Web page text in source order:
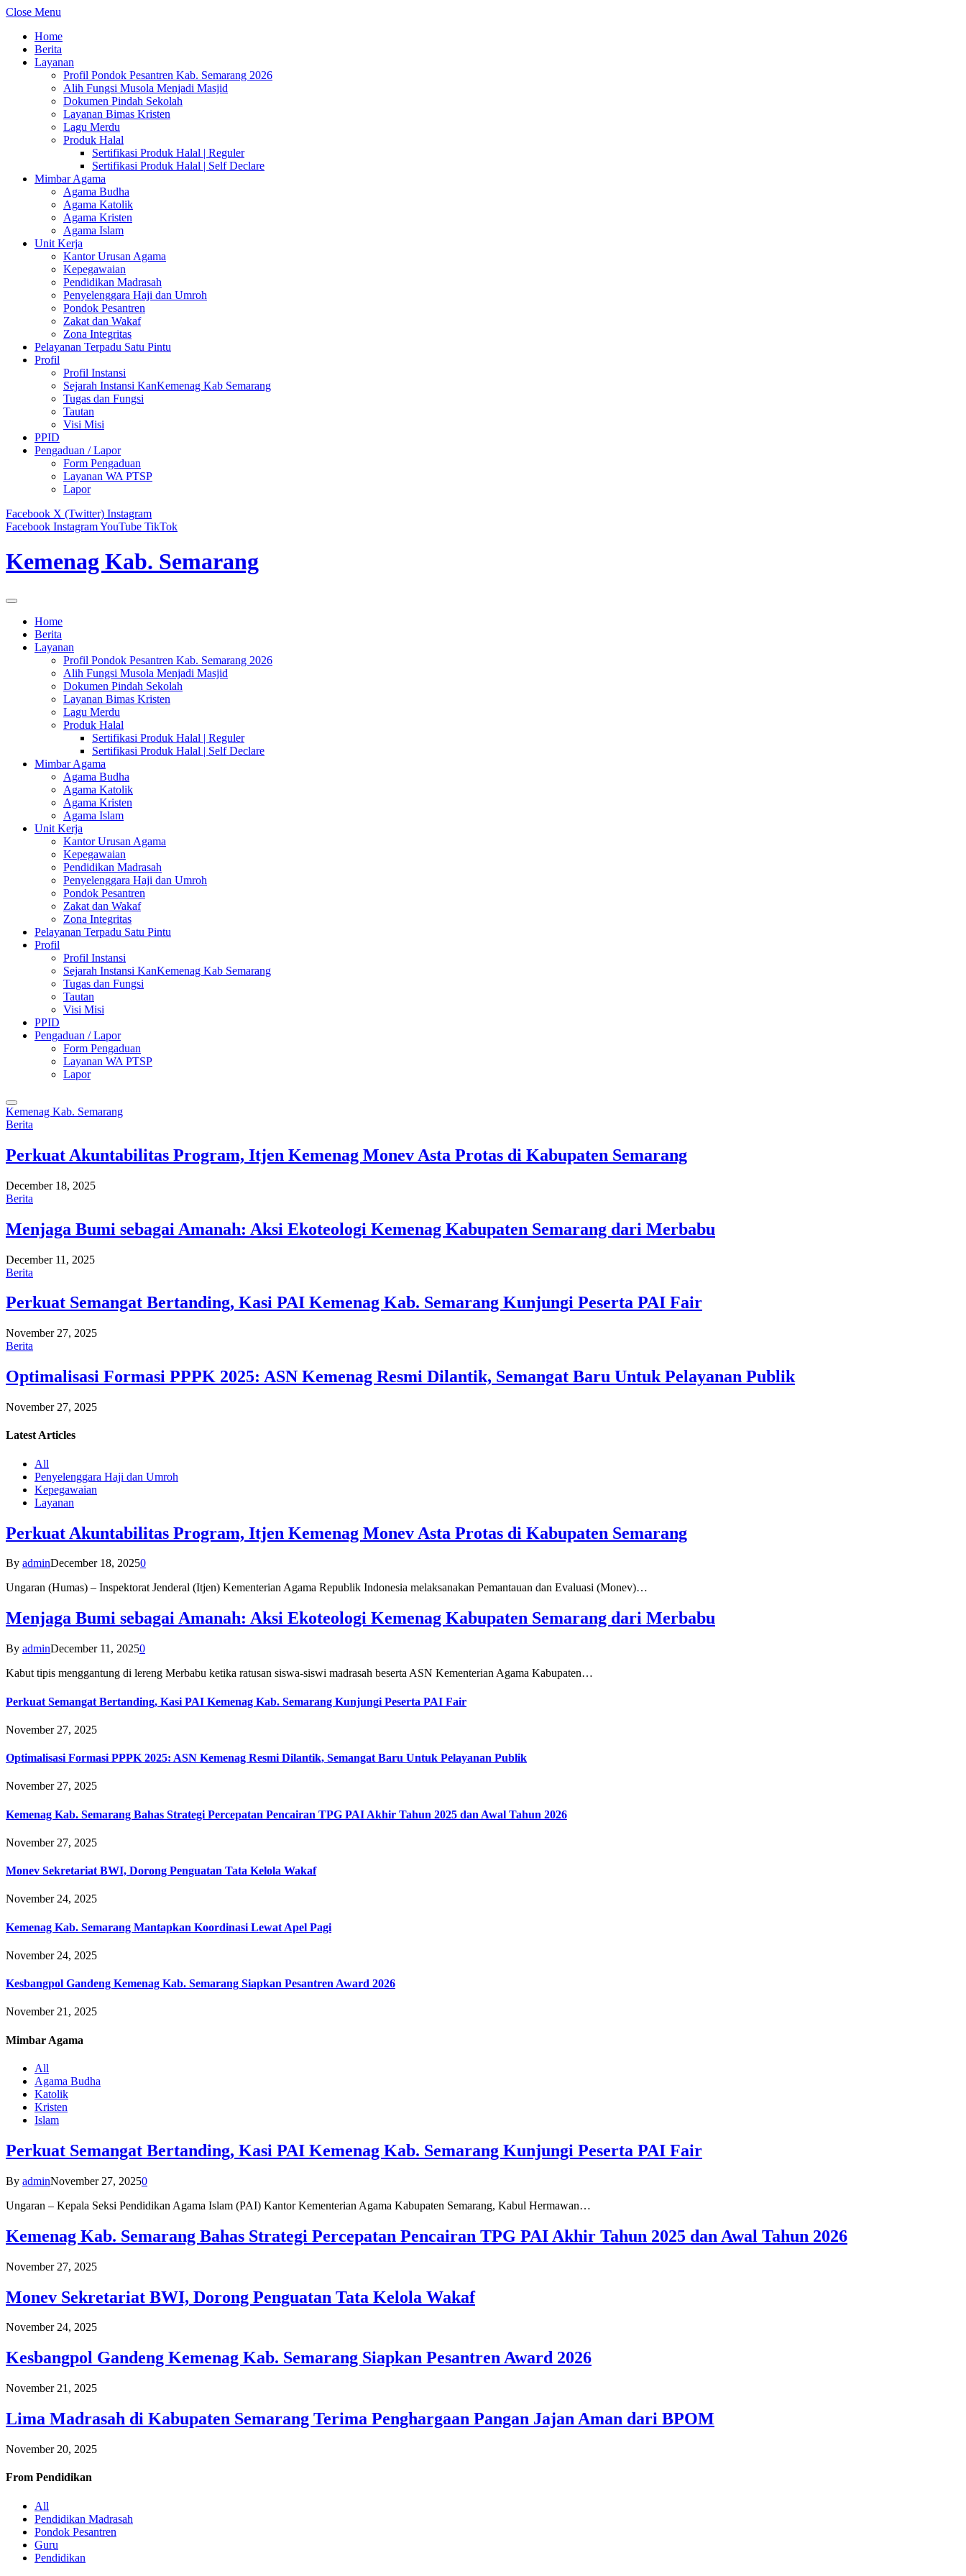
Close Menu
Home
Berita
Layanan
Profil Pondok Pesantren Kab. Semarang 2026
Alih Fungsi Musola Menjadi Masjid
Dokumen Pindah Sekolah
Layanan Bimas Kristen
Lagu Merdu
Produk Halal
Sertifikasi Produk Halal | Reguler
Sertifikasi Produk Halal | Self Declare
Mimbar Agama
Agama Budha
Agama Katolik
Agama Kristen
Agama Islam
Unit Kerja
Kantor Urusan Agama
Kepegawaian
Pendidikan Madrasah
Penyelenggara Haji dan Umroh
Pondok Pesantren
Zakat dan Wakaf
Zona Integritas
Pelayanan Terpadu Satu Pintu
Profil
Profil Instansi
Sejarah Instansi KanKemenag Kab Semarang
Tugas dan Fungsi
Tautan
Visi Misi
PPID
Pengaduan / Lapor
Form Pengaduan
Layanan WA PTSP
Lapor
Facebook X (Twitter) Instagram
Facebook InstagramYouTube TikTok
Kemenag Kab. Semarang
Home
Berita
Layanan
Profil Pondok Pesantren Kab. Semarang 2026
Alih Fungsi Musola Menjadi Masjid
Dokumen Pindah Sekolah
Layanan Bimas Kristen
Lagu Merdu
Produk Halal
Sertifikasi Produk Halal | Reguler
Sertifikasi Produk Halal | Self Declare
Mimbar Agama
Agama Budha
Agama Katolik
Agama Kristen
Agama Islam
Unit Kerja
Kantor Urusan Agama
Kepegawaian
Pendidikan Madrasah
Penyelenggara Haji dan Umroh
Pondok Pesantren
Zakat dan Wakaf
Zona Integritas
Pelayanan Terpadu Satu Pintu
Profil
Profil Instansi
Sejarah Instansi KanKemenag Kab Semarang
Tugas dan Fungsi
Tautan
Visi Misi
PPID
Pengaduan / Lapor
Form Pengaduan
Layanan WA PTSP
Lapor
Kemenag Kab. Semarang
Berita
Perkuat Akuntabilitas Program, Itjen Kemenag Monev Asta Protas di Kabupaten Semarang
December 18, 2025
Berita
Menjaga Bumi sebagai Amanah: Aksi Ekoteologi Kemenag Kabupaten Semarang dari Merbabu
December 11, 2025
Berita
Perkuat Semangat Bertanding, Kasi PAI Kemenag Kab. Semarang Kunjungi Peserta PAI Fair
November 27, 2025
Berita
Optimalisasi Formasi PPPK 2025: ASN Kemenag Resmi Dilantik, Semangat Baru Untuk Pelayanan Publik
November 27, 2025
Latest Articles
All
Penyelenggara Haji dan Umroh
Kepegawaian
Layanan
Perkuat Akuntabilitas Program, Itjen Kemenag Monev Asta Protas di Kabupaten Semarang
By adminDecember 18, 20250
Ungaran (Humas) – Inspektorat Jenderal (Itjen) Kementerian Agama Republik Indonesia melaksanakan Pemantauan dan Evaluasi (Monev)…
Menjaga Bumi sebagai Amanah: Aksi Ekoteologi Kemenag Kabupaten Semarang dari Merbabu
By adminDecember 11, 20250
Kabut tipis menggantung di lereng Merbabu ketika ratusan siswa-siswi madrasah beserta ASN Kementerian Agama Kabupaten…
Perkuat Semangat Bertanding, Kasi PAI Kemenag Kab. Semarang Kunjungi Peserta PAI Fair
November 27, 2025
Optimalisasi Formasi PPPK 2025: ASN Kemenag Resmi Dilantik, Semangat Baru Untuk Pelayanan Publik
November 27, 2025
Kemenag Kab. Semarang Bahas Strategi Percepatan Pencairan TPG PAI Akhir Tahun 2025 dan Awal Tahun 2026
November 27, 2025
Monev Sekretariat BWI, Dorong Penguatan Tata Kelola Wakaf
November 24, 2025
Kemenag Kab. Semarang Mantapkan Koordinasi Lewat Apel Pagi
November 24, 2025
Kesbangpol Gandeng Kemenag Kab. Semarang Siapkan Pesantren Award 2026
November 21, 2025
Mimbar Agama
All
Agama Budha
Katolik
Kristen
Islam
Perkuat Semangat Bertanding, Kasi PAI Kemenag Kab. Semarang Kunjungi Peserta PAI Fair
By adminNovember 27, 20250
Ungaran – Kepala Seksi Pendidikan Agama Islam (PAI) Kantor Kementerian Agama Kabupaten Semarang, Kabul Hermawan…
Kemenag Kab. Semarang Bahas Strategi Percepatan Pencairan TPG PAI Akhir Tahun 2025 dan Awal Tahun 2026
November 27, 2025
Monev Sekretariat BWI, Dorong Penguatan Tata Kelola Wakaf
November 24, 2025
Kesbangpol Gandeng Kemenag Kab. Semarang Siapkan Pesantren Award 2026
November 21, 2025
Lima Madrasah di Kabupaten Semarang Terima Penghargaan Pangan Jajan Aman dari BPOM
November 20, 2025
From Pendidikan
All
Pendidikan Madrasah
Pondok Pesantren
Guru
Pendidikan